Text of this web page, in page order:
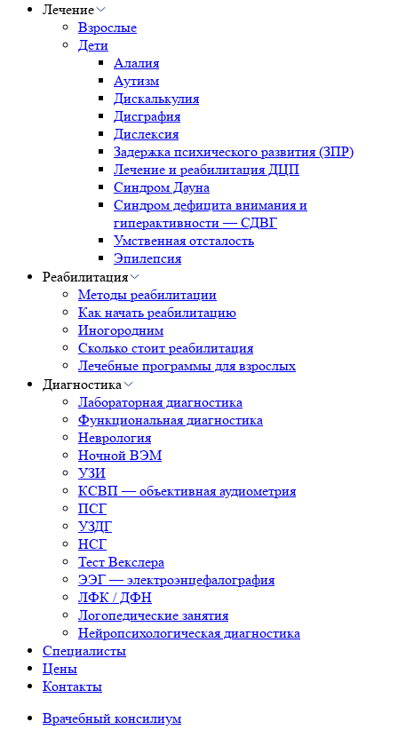
Лечение
Взрослые
Дети
Алалия
Аутизм
Дискалькулия
Дисграфия
Дислексия
Задержка психического развития (ЗПР)
Лечение и реабилитация ДЦП
Синдром Дауна
Синдром дефицита внимания и
гиперактивности — СДВГ
Умственная отсталость
Эпилепсия
Реабилитация
Методы реабилитации
Как начать реабилитацию
Иногородним
Сколько стоит реабилитация
Лечебные программы для взрослых
Диагностика
Лабораторная диагностика
Функциональная диагностика
Неврология
Ночной ВЭМ
УЗИ
КСВП — объективная аудиометрия
ПСГ
УЗДГ
НСГ
Тест Векслера
ЭЭГ — электроэнцефалография
ЛФК / ДФН
Логопедические занятия
Нейропсихологическая диагностика
Специалисты
Цены
Контакты
Врачебный консилиум